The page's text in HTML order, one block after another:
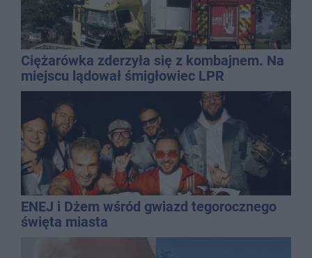
Ciężarówka zderzyła się z kombajnem. Na
miejscu lądował śmigłowiec LPR
ENEJ i Dżem wśród gwiazd tegorocznego
święta miasta